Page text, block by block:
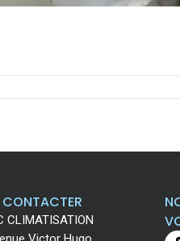
CLIMATISATION